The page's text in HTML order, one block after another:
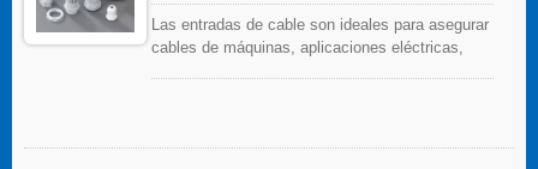
Las entradas de cable son ideales para asegurar
cables de máquinas, aplicaciones eléctricas,